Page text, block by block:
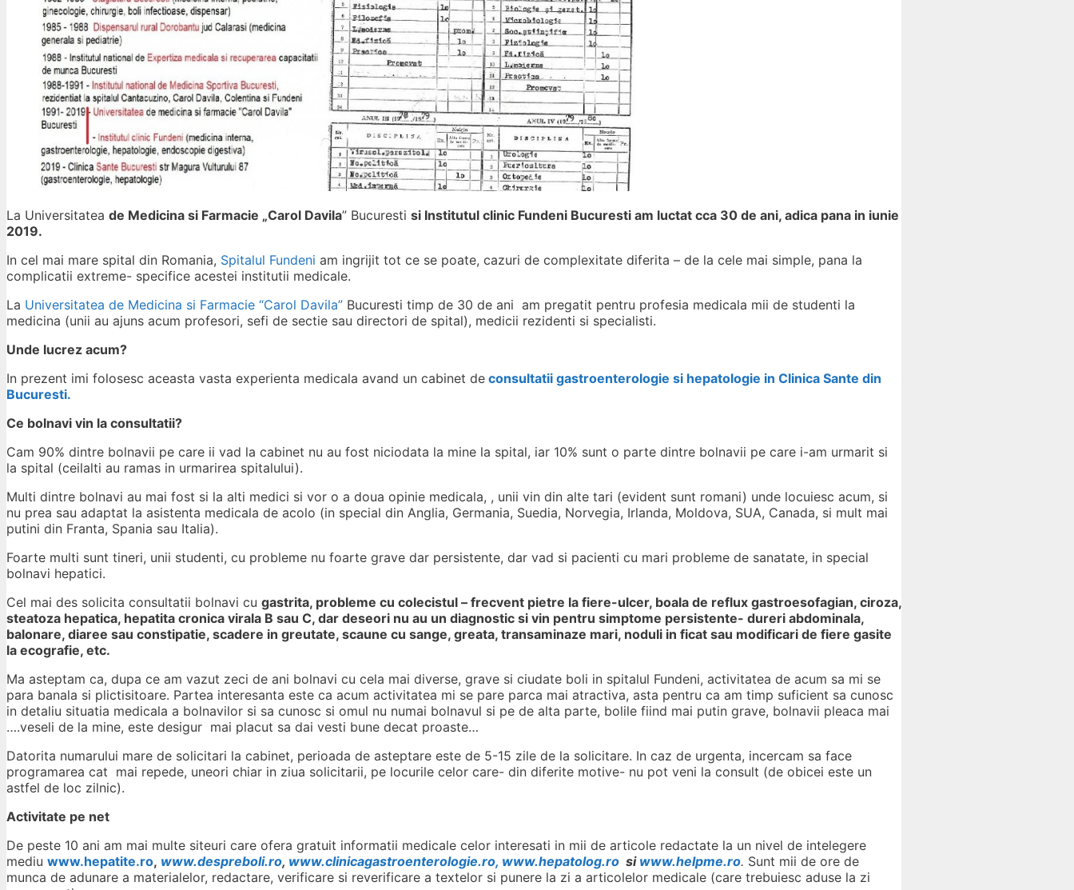
La Universitatea de Medicina si Farmacie „Carol Davila” Bucuresti si Institutul clinic Fundeni Bucuresti am luctat cca 30 de ani, adica pana in iunie
2019.
In cel mai mare spital din Romania, Spitalul Fundeni am ingrijit tot ce se poate, cazuri de complexitate diferita – de la cele mai simple, pana la
complicatii extreme- specifice acestei institutii medicale.
La Universitatea de Medicina si Farmacie “Carol Davila” Bucuresti timp de 30 de ani am pregatit pentru profesia medicala mii de studenti la
medicina (unii au ajuns acum profesori, sefi de sectie sau directori de spital), medicii rezidenti si specialisti.
Unde lucrez acum?
In prezent imi folosesc aceasta vasta experienta medicala avand un cabinet de consultatii gastroenterologie si hepatologie in Clinica Sante din
Bucuresti.
Ce bolnavi vin la consultatii?
Cam 90% dintre bolnavii pe care ii vad la cabinet nu au fost niciodata la mine la spital, iar 10% sunt o parte dintre bolnavii pe care i-am urmarit si
la spital (ceilalti au ramas in urmarirea spitalului).
Multi dintre bolnavi au mai fost si la alti medici si vor o a doua opinie medicala, , unii vin din alte tari (evident sunt romani) unde locuiesc acum, si
nu prea sau adaptat la asistenta medicala de acolo (in special din Anglia, Germania, Suedia, Norvegia, Irlanda, Moldova, SUA, Canada, si mult mai
putini din Franta, Spania sau Italia).
Foarte multi sunt tineri, unii studenti, cu probleme nu foarte grave dar persistente, dar vad si pacienti cu mari probleme de sanatate, in special
bolnavi hepatici.
Cel mai des solicita consultatii bolnavi cu gastrita, probleme cu colecistul – frecvent pietre la fiere-ulcer, boala de reflux gastroesofagian, ciroza,
steatoza hepatica, hepatita cronica virala B sau C, dar deseori nu au un diagnostic si vin pentru simptome persistente- dureri abdominala,
balonare, diaree sau constipatie, scadere in greutate, scaune cu sange, greata, transaminaze mari, noduli in ficat sau modificari de fiere gasite
la ecografie, etc.
Ma asteptam ca, dupa ce am vazut zeci de ani bolnavi cu cela mai diverse, grave si ciudate boli in spitalul Fundeni, activitatea de acum sa mi se
para banala si plictisitoare. Partea interesanta este ca acum activitatea mi se pare parca mai atractiva, asta pentru ca am timp suficient sa cunosc
in detaliu situatia medicala a bolnavilor si sa cunosc si omul nu numai bolnavul si pe de alta parte, bolile fiind mai putin grave, bolnavii pleaca mai
….veseli de la mine, este desigur mai placut sa dai vesti bune decat proaste…
Datorita numarului mare de solicitari la cabinet, perioada de asteptare este de 5-15 zile de la solicitare. In caz de urgenta, incercam sa face
programarea cat mai repede, uneori chiar in ziua solicitarii, pe locurile celor care- din diferite motive- nu pot veni la consult (de obicei este un
astfel de loc zilnic).
Activitate pe net
De peste 10 ani am mai multe siteuri care ofera gratuit informatii medicale celor interesati in mii de articole redactate la un nivel de intelegere
mediu www.hepatite.ro, www.despreboli.ro, www.clinicagastroenterologie.ro, www.hepatolog.ro si www.helpme.ro. Sunt mii de ore de
munca de adunare a materialelor, redactare, verificare si reverificare a textelor si punere la zi a articolelor medicale (care trebuiesc aduse la zi